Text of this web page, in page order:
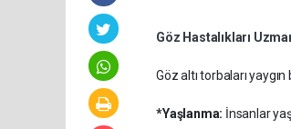
Göz Hastalıkları
Göz altı torbaları
*Yaşlanma: İnsanlar